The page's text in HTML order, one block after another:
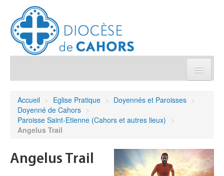
Démarches et sacrements
Accueil > Eglise Pratique > Doyennés et Paroisses >
Doyenné de Cahors >
Paroisse Saint-Etienne (Cahors et autres lieux) >
Angelus Trail
Angelus Trail